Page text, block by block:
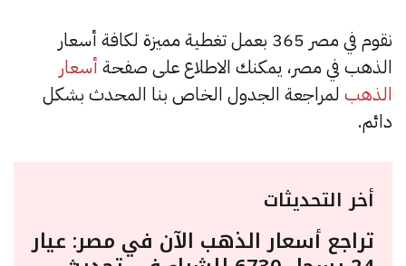
نقوم في مصر 365 بعمل تغطية مميزة لكافة أسعار
الذهب في مصر، يمكنك الاطلاع على صفحة أسعار
الذهب لمراجعة الجدول الخاص بنا المحدث بشكل
دائم.
أخر التحديثات
تراجع أسعار الذهب الآن في مصر: عيار